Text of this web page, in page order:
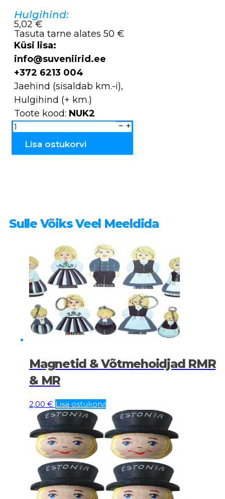
Hulgihind:
5,02 €
Tasuta tarne alates 50 €
Küsi lisa:
info@suveniirid.ee
+372 6213 004
Jaehind (sisaldab km.-i),
Hulgihind (+ km.)
Toote kood: NUK2
Metsapere
laps
NUK2
Lisa ostukorvi
Sulle Võiks Veel Meeldida
Magnetid & Võtmehoidjad RMR
& MR
2,00 € Lisa ostukorvi